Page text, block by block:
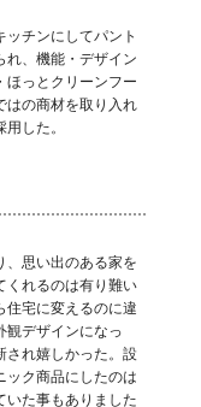
ッチンにしてパント
、機能・デザイン
ほっとクリーンフー
はの商材を取り入れ
した。
、思い出のある家を
くれるのは有り難い
住宅に変えるのに違
観デザインになっ
され嬉しかった。設
ック商品にしたのは
いた事もありました